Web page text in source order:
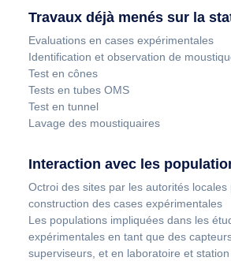
Travaux déjà menés sur la
Evaluations en cases expérimentales
Identification et observation de
Test en cônes
Tests en tubes OMS
Test en tunnel
Lavage des moustiquaires
Interaction avec les
Octroi des sites par les autorités locales
construction des cases expérimentales
Les populations impliquées dans les
expérimentales en tant que des
superviseurs, et en laboratoire et